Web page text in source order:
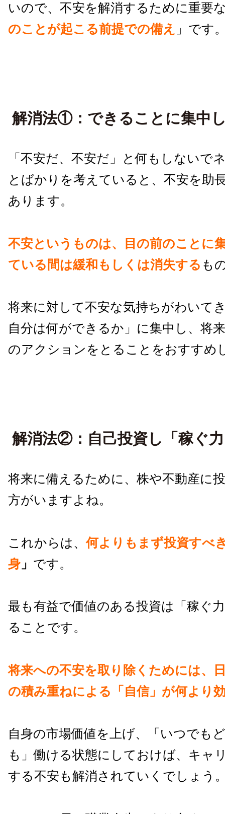
いので、不安を解消するために重要
のことが起こる前提での備え 」です
解消法①：できることに集中
「不安だ、不安だ」と何もしないで
とばかりを考えていると、不安を助
あります。
不安というものは、目の前のことに
ている間は緩和もしくは消失する も
将来に対して不安な気持ちがわいて
自分は何ができるか」に集中し、将
のアクションをとることをおすすめ
解消法②：自己投資し「稼ぐ
将来に備えるために、株や不動産に
方がいますよね。
これからは、何よりもまず投資すべ
身 」 です。
最も有益で価値のある投資は「稼ぐ
ることです。
将来への不安を取り除くためには、
の積み重ねによる「自信」が何より
自身の市場価値を上げ、「いつでも
も」働ける状態にしておけば、キャ
する不安も解消されていくでしょう